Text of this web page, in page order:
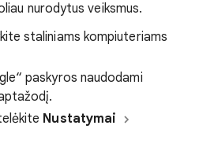
nurodytus veiksmus.
staliniams kompiuteriams
paskyros naudodami
Nustatymai